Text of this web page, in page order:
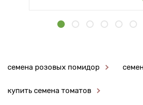
семена розовых помидор
купить семена томатов